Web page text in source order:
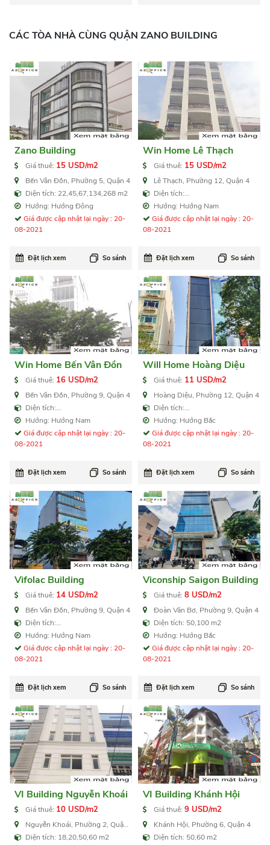
CÁC TÒA NHÀCÙNG QUẬN ZANO BUILDING
Zano Building
Giá thuê: 15 USD/m2
Bến Vân Đồn, Phường 5, Quận 4
Diện tích: 22,45,67,134,268 m2
Hướng: Hướng Đông
Giá được cập nhật lại ngày : 20-
08-2021
Đặt lịch xem So sánh
Win Home Lê Thạch
Giá thuê: 15 USD/m2
Lê Thạch, Phường 12, Quận 4
Diện tích:
27,57,90,145,300,700,1.000 m2
Hướng: Hướng Nam
Giá được cập nhật lại ngày : 20-
08-2021
Đặt lịch xem So sánh
Win Home Bến Vân Đồn
Giá thuê: 16 USD/m2
Bến Vân Đồn, Phường 9, Quận 4
Diện tích:
30,60,100,150,300,600 m2
Hướng: Hướng Nam
Giá được cập nhật lại ngày : 20-
08-2021
Đặt lịch xem So sánh
Will Home Hoàng Diệu
Giá thuê: 11 USD/m2
Hoàng Diệu, Phường 12, Quận 4
Diện tích:
32,35,40,50,75,85,100 m2
Hướng: Hướng Bắc
Giá được cập nhật lại ngày : 20-
08-2021
Đặt lịch xem So sánh
Vifolac Building
Giá thuê: 14 USD/m2
Bến Vân Đồn, Phường 9, Quận 4
Diện tích:
150,200,400,600,1.400 m2
Hướng: Hướng Nam
Giá được cập nhật lại ngày : 20-
08-2021
Đặt lịch xem So sánh
Viconship Saigon Building
Giá thuê:8 USD/m2
Đoàn Văn Bơ, Phường 9, Quận 4
Diện tích: 50,100 m2
Hướng: Hướng Bắc
Giá được cập nhật lại ngày : 20-
08-2021
Đặt lịch xem So sánh
VI Building Nguyễn Khoái
Giá thuê: 10 USD/m2
Nguyễn Khoái, Phường 2, Quận
4
Diện tích: 18,20,50,60 m2
VI Building Khánh Hội
Giá thuê:9 USD/m2
Khánh Hội, Phường 6, Quận 4
Diện tích: 50,60 m2